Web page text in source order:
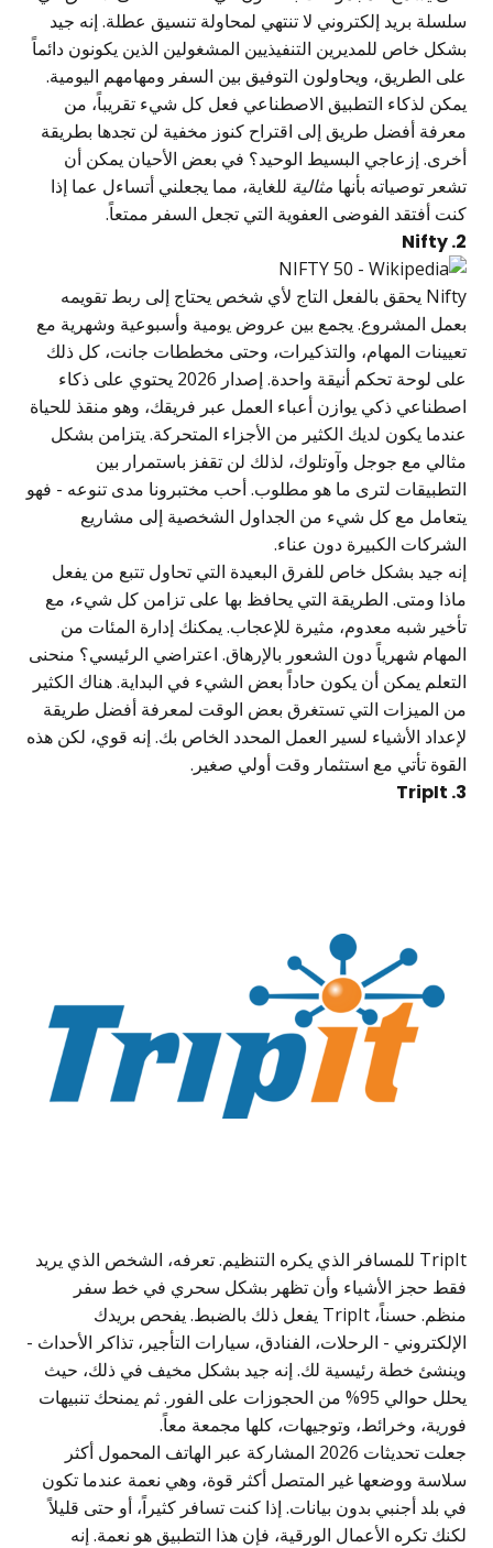
سلسلة بريد إلكتروني لا تنتهي لمحاولة تنسيق عطلة. إنه جيد
بشكل خاص للمديرين التنفيذيين المشغولين الذين يكونون دائماً
على الطريق، ويحاولون التوفيق بين السفر ومهامهم اليومية.
يمكن لذكاء التطبيق الاصطناعي فعل كل شيء تقريباً، من
معرفة أفضل طريق إلى اقتراح كنوز مخفية لن تجدها بطريقة
أخرى. إزعاجي البسيط الوحيد؟ في بعض الأحيان يمكن أن
تشعر توصياته بأنها مثالية للغاية، مما يجعلني أتساءل عما إذا
كنت أفتقد الفوضى العفوية التي تجعل السفر ممتعاً.
2. Nifty
Nifty يحقق بالفعل التاج لأي شخص يحتاج إلى ربط تقويمه
بعمل المشروع. يجمع بين عروض يومية وأسبوعية وشهرية مع
تعيينات المهام، والتذكيرات، وحتى مخططات جانت، كل ذلك
على لوحة تحكم أنيقة واحدة. إصدار 2026 يحتوي على ذكاء
اصطناعي ذكي يوازن أعباء العمل عبر فريقك، وهو منقذ للحياة
عندما يكون لديك الكثير من الأجزاء المتحركة. يتزامن بشكل
مثالي مع جوجل وآوتلوك، لذلك لن تقفز باستمرار بين
التطبيقات لترى ما هو مطلوب. أحب مختبرونا مدى تنوعه - فهو
يتعامل مع كل شيء من الجداول الشخصية إلى مشاريع
الشركات الكبيرة دون عناء.
إنه جيد بشكل خاص للفرق البعيدة التي تحاول تتبع من يفعل
ماذا ومتى. الطريقة التي يحافظ بها على تزامن كل شيء، مع
تأخير شبه معدوم، مثيرة للإعجاب. يمكنك إدارة المئات من
المهام شهرياً دون الشعور بالإرهاق. اعتراضي الرئيسي؟ منحنى
التعلم يمكن أن يكون حاداً بعض الشيء في البداية. هناك الكثير
من الميزات التي تستغرق بعض الوقت لمعرفة أفضل طريقة
لإعداد الأشياء لسير العمل المحدد الخاص بك. إنه قوي، لكن هذه
القوة تأتي مع استثمار وقت أولي صغير.
3. TripIt
TripIt للمسافر الذي يكره التنظيم. تعرفه، الشخص الذي يريد
فقط حجز الأشياء وأن تظهر بشكل سحري في خط سفر
منظم. حسناً، TripIt يفعل ذلك بالضبط. يفحص بريدك
الإلكتروني - الرحلات، الفنادق، سيارات التأجير، تذاكر الأحداث -
وينشئ خطة رئيسية لك. إنه جيد بشكل مخيف في ذلك، حيث
يحلل حوالي 95% من الحجوزات على الفور. ثم يمنحك تنبيهات
فورية، وخرائط، وتوجيهات، كلها مجمعة معاً.
جعلت تحديثات 2026 المشاركة عبر الهاتف المحمول أكثر
سلاسة ووضعها غير المتصل أكثر قوة، وهي نعمة عندما تكون
في بلد أجنبي بدون بيانات. إذا كنت تسافر كثيراً، أو حتى قليلاً
لكنك تكره الأعمال الورقية، فإن هذا التطبيق هو نعمة. إنه